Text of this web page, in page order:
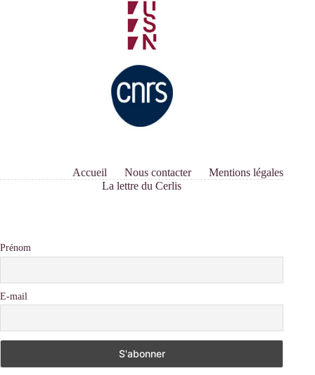
Accueil Nous contacter
Mentions légales
La lettre du Cerlis
Prénom
E-mail